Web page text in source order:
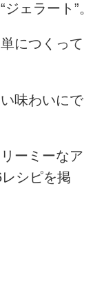
ェラート”。
につくって
味わいにで
ーミーなア
シピを掲